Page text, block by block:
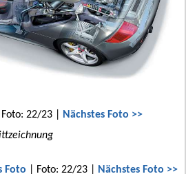
Foto: 22/23 | Nächstes Foto >>
Foto | Foto: 22/23 | Nächstes Foto >>